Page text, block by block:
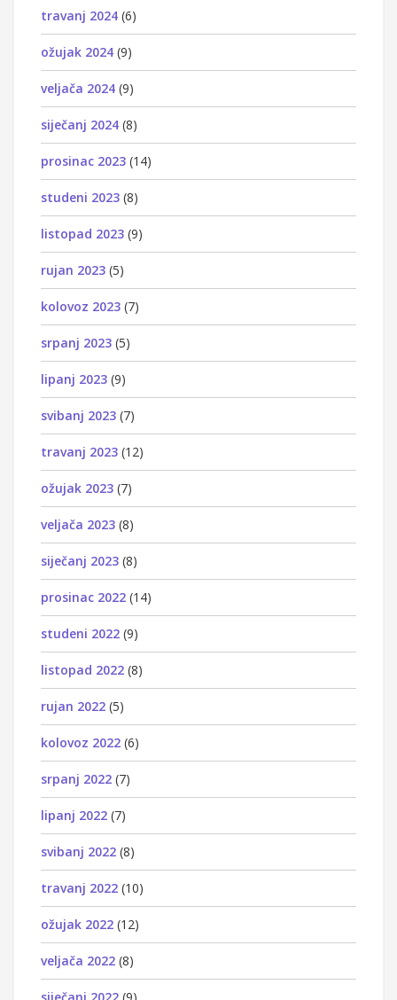
travanj 2024 (6)
ožujak 2024 (9)
veljača 2024 (9)
siječanj 2024 (8)
prosinac 2023 (14)
studeni 2023 (8)
listopad 2023 (9)
rujan 2023 (5)
kolovoz 2023 (7)
srpanj 2023 (5)
lipanj 2023 (9)
svibanj 2023 (7)
travanj 2023 (12)
ožujak 2023 (7)
veljača 2023 (8)
siječanj 2023 (8)
prosinac 2022 (14)
studeni 2022 (9)
listopad 2022 (8)
rujan 2022 (5)
kolovoz 2022 (6)
srpanj 2022 (7)
lipanj 2022 (7)
svibanj 2022 (8)
travanj 2022 (10)
ožujak 2022 (12)
veljača 2022 (8)
siječanj 2022 (9)